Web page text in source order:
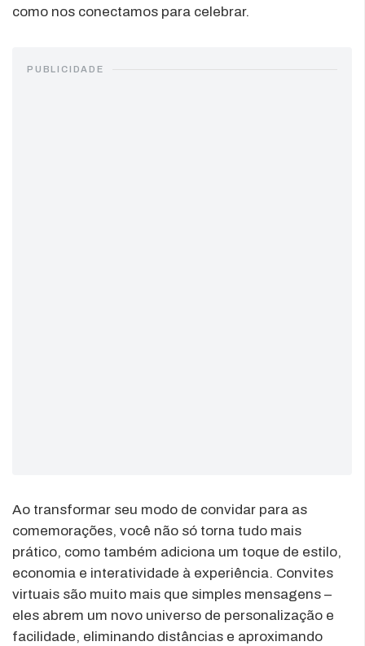
como nos conectamos para celebrar.
PUBLICIDADE
Ao transformar seu modo de convidar para as
comemorações, você não só torna tudo mais
prático, como também adiciona um toque de estilo,
economia e interatividade à experiência. Convites
virtuais são muito mais que simples mensagens –
eles abrem um novo universo de personalização e
facilidade, eliminando distâncias e aproximando